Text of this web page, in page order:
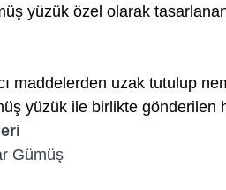
yüzük özel olarak
maddelerden uzak tutulup
yüzük ile birlikte gönderilen
Gümüş